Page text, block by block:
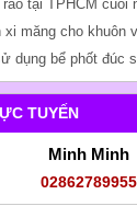
tại TPHCM cuối
măng cho khuôn
dụng bể phốt đúc
TUYẾN
Minh Minh
02862789955